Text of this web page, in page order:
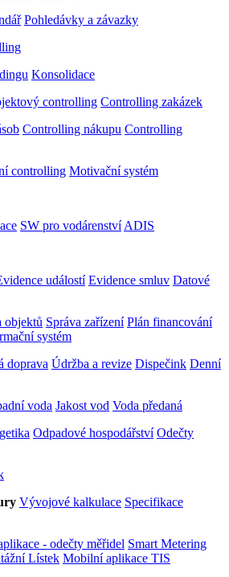
Pohledávky a závazky
Konsolidace
controlling Controlling zakázek
Controlling nákupu Controlling
controlling Motivační systém
SW pro vodárenství ADIS
událostí Evidence smluv Datové
objektů Správa zařízení Plán financování
systém
doprava Údržba a revize Dispečink Denní
voda Jakost vod Voda předaná
Odpadové hospodářství Odečty
Vývojové kalkulace Specifikace
- odečty měřidel Smart Metering
Lístek Mobilní aplikace TIS